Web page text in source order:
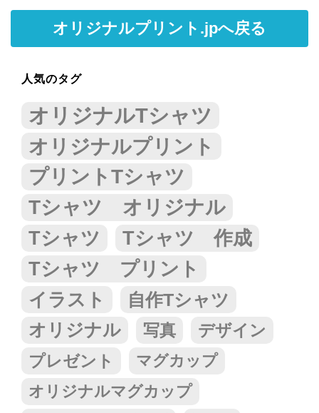
オリジナルプリント.jpへ戻る
人気のタグ
オリジナルTシャツ
オリジナルプリント
プリントTシャツ
Tシャツ オリジナル
Tシャツ
Tシャツ 作成
Tシャツ プリント
イラスト 自作Tシャツ
オリジナル 写真
デザイン
プレゼント
マグカップ
オリジナルマグカップ